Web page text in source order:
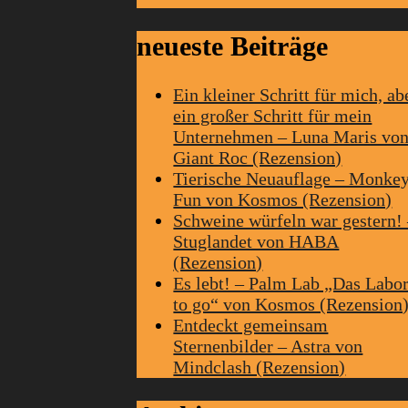
neueste Beiträge
Ein kleiner Schritt für mich,
ein großer Schritt für mein
Unternehmen – Luna Maris von
Giant Roc (Rezension)
Tierische Neuauflage –
Fun von Kosmos (Rezension)
Schweine würfeln war gestern!
Stuglandet von HABA
(Rezension)
Es lebt! – Palm Lab „Das Labor
to go“ von Kosmos (Rezension)
Entdeckt gemeinsam
Sternenbilder – Astra von
Mindclash (Rezension)